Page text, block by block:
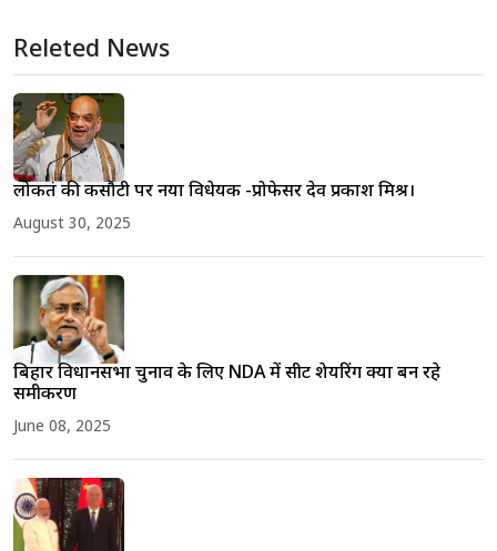
Releted News
लोकतंत्र की कसौटी पर नया विधेयक -प्रोफेसर देव प्रकाश मिश्र।
August 30, 2025
बिहार विधानसभा चुनाव के लिए NDA में सीट शेयरिंग क्या बन रहे
समीकरण
June 08, 2025